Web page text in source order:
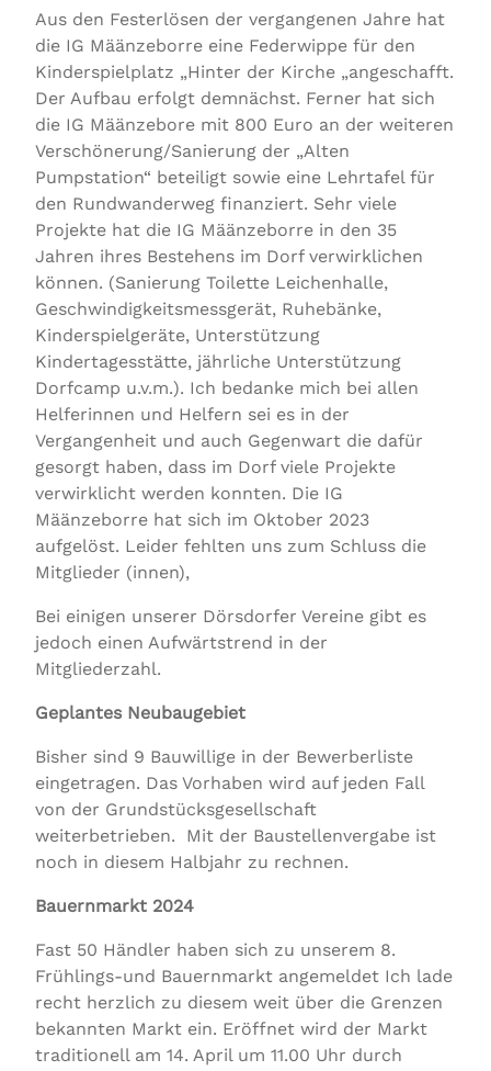
Aus den Festerlösen der vergangenen Jahre hat
die IG Määnzeborre eine Federwippe für den
Kinderspielplatz „Hinter der Kirche „angeschafft.
Der Aufbau erfolgt demnächst. Ferner hat sich
die IG Määnzebore mit 800 Euro an der weiteren
Verschönerung/Sanierung der „Alten
Pumpstation“ beteiligt sowie eine Lehrtafel für
den Rundwanderweg finanziert. Sehr viele
Projekte hat die IG Määnzeborre in den 35
Jahren ihres Bestehens im Dorf verwirklichen
können. (Sanierung Toilette Leichenhalle,
Geschwindigkeitsmessgerät, Ruhebänke,
Kinderspielgeräte, Unterstützung
Kindertagesstätte, jährliche Unterstützung
Dorfcamp u.v.m.). Ich bedanke mich bei allen
Helferinnen und Helfern sei es in der
Vergangenheit und auch Gegenwart die dafür
gesorgt haben, dass im Dorf viele Projekte
verwirklicht werden konnten. Die IG
Määnzeborre hat sich im Oktober 2023
aufgelöst. Leider fehlten uns zum Schluss die
Mitglieder (innen),
Bei einigen unserer Dörsdorfer Vereine gibt es
jedoch einen Aufwärtstrend in der
Mitgliederzahl.
Geplantes Neubaugebiet
Bisher sind 9 Bauwillige in der Bewerberliste
eingetragen. Das Vorhaben wird auf jeden Fall
von der Grundstücksgesellschaft
weiterbetrieben. Mit der Baustellenvergabe ist
noch in diesem Halbjahr zu rechnen.
Bauernmarkt 2024
Fast 50 Händler haben sich zu unserem 8.
Frühlings-und Bauernmarkt angemeldet Ich lade
recht herzlich zu diesem weit über die Grenzen
bekannten Markt ein. Eröffnet wird der Markt
traditionell am 14. April um 11.00 Uhr durch